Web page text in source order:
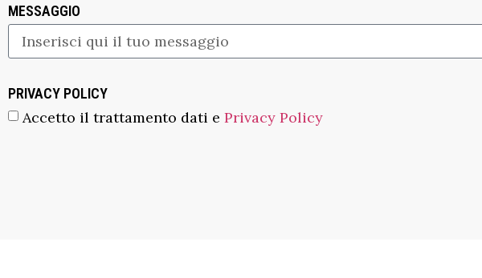
MESSAGGIO
PRIVACY POLICY
Accetto il trattamento dati e Privacy Policy